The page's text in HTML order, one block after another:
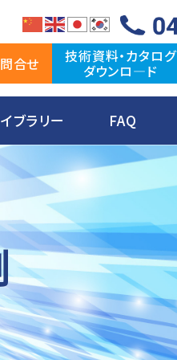
合せ 技術資料・カタログ
ダウンロ―ド
ブラリー FAQ